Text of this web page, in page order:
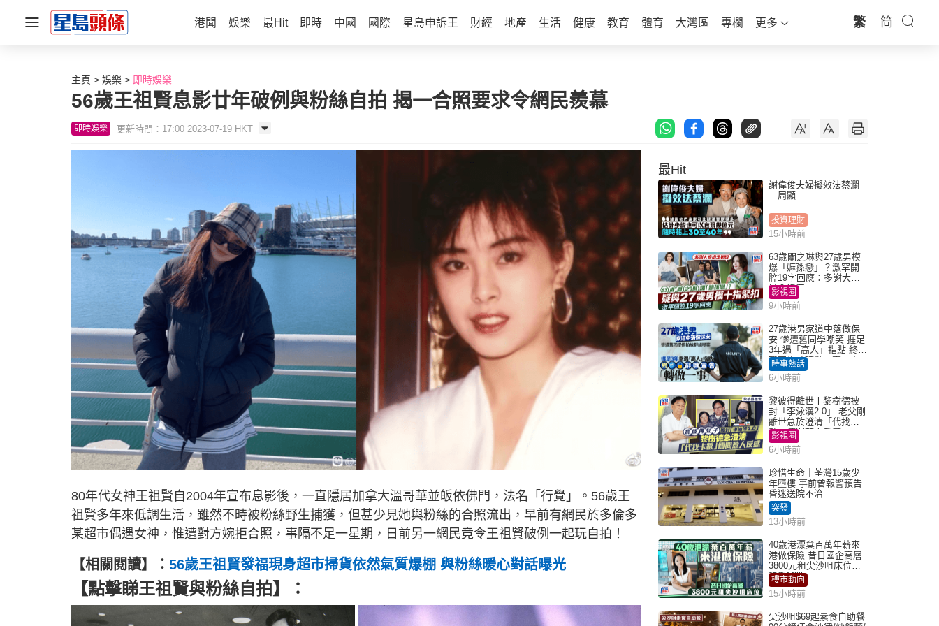
港聞 娛樂 最Hit 即時 中國 國際 星島申訴王 財經 地產 生活 健康 教育 體育 大灣區 專欄 更多 繁 简
主頁 娛樂 即時娛樂
56歲王祖賢息影廿年破例與粉絲自拍 揭一合照要求令網民羨慕
即時娛樂 更新時間：17:00 2023-07-19 HKT
80年代女神王祖賢自2004年宣布息影後，一直隱居加拿大溫哥華並皈依佛門，法名「行覺」。56歲王
祖賢多年來低調生活，雖然不時被粉絲野生捕獲，但甚少見她與粉絲的合照流出，早前有網民於多倫多
某超市偶遇女神，惟遭對方婉拒合照，事隔不足一星期，日前另一網民竟令王祖賢破例一起玩自拍！
【相關閱讀】： 56歲王祖賢發福現身超市掃貨依然氣質爆棚 與粉絲暖心對話曝光
【點擊睇王祖賢與粉絲自拍】：
最Hit
謝偉俊夫婦擬效法蔡瀾
｜周顯
投資理財
15小時前
63歲關之琳與27歲男模
爆「嫲孫戀」？激罕開
腔19字回應：多謝大家
掛念近況
影視圈
9小時前
27歲港男家道中落做保
安 慘遭舊同學嘲笑 捱足
3年遇「高人」指點 終辭
職宣告「轉做一事」｜
Juicy叮
時事熱話
6小時前
黎彼得離世丨黎樹德被
封「李泳漢2.0」 老父剛
離世急於澄清「代找卡
數」傳聞惹人反感
影視圈
6小時前
珍惜生命｜荃灣15歲少
年墮樓 事前曾報警預告
昏迷送院不治
突發
13小時前
40歲港漂棄百萬年薪來
港做保險 昔日國企高層
3800元租尖沙咀床位｜
租盤Million
樓市動向
15小時前
尖沙咀$69起素食自助餐